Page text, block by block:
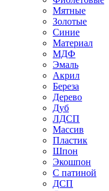
Мятные
Золотые
Синие
Материал
МДФ
Эмаль
Акрил
Береза
Дерево
Дуб
ЛДСП
Массив
Пластик
Шпон
Экошпон
С патиной
ДСП